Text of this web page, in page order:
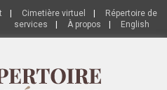
Cimetière virtuel
Répertoire de
services
À propos English